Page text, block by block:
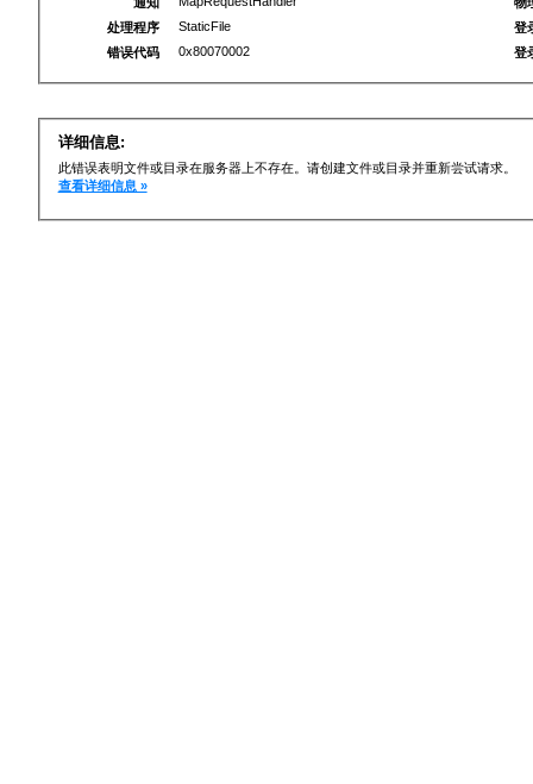
处理程序
StaticFile
错误代码
0x80070002
登
登
详细信息:
此错误表明文件或目录在服务器上不存在。请创建文件或目录并重新尝试请求。
查看详细信息 »